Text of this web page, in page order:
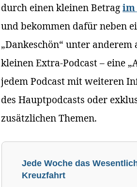
durch einen kleinen Betragim
und bekommen dafür neben
„Dankeschön“ unter anderem
kleinen Extra-Podcast – eine
jedem Podcast mit weiteren
des Hauptpodcasts oder
zusätzlichen Themen.
Jede Woche das
Kreuzfahrt